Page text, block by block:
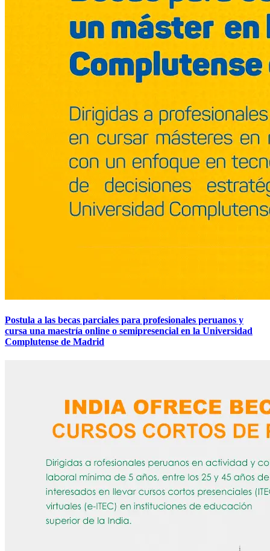
Postula a las becas parciales para profesionales peruanos y
cursa una maestría online o semipresencial en la Universidad
Complutense de Madrid